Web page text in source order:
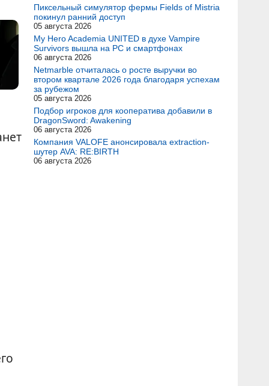
Пиксельный симулятор фермы Fields of Mistria
покинул ранний доступ
05 августа 2026
My Hero Academia UNITED в духе Vampire
Survivors вышла на PC и смартфонах
06 августа 2026
Netmarble отчиталась о росте выручки во
втором квартале 2026 года благодаря успехам
за рубежом
05 августа 2026
Подбор игроков для кооператива добавили в
DragonSword: Awakening
06 августа 2026
Компания VALOFE анонсировала extraction-
шутер AVA: RE:BIRTH
06 августа 2026